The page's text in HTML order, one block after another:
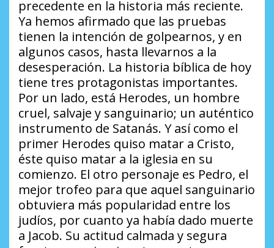
precedente en la historia más reciente.
Ya hemos afirmado que las pruebas
tienen la intención de golpearnos, y en
algunos casos, hasta llevarnos a la
desesperación. La historia bíblica de hoy
tiene tres protagonistas importantes.
Por un lado, está Herodes, un hombre
cruel, salvaje y sanguinario; un auténtico
instrumento de Satanás. Y así como el
primer Herodes quiso matar a Cristo,
éste quiso matar a la iglesia en su
comienzo. El otro personaje es Pedro, el
mejor trofeo para que aquel sanguinario
obtuviera más popularidad entre los
judíos, por cuanto ya había dado muerte
a Jacob. Su actitud calmada y segura